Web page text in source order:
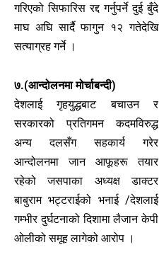
गरिएको सिफारिस रद्द गर्नुपर्ने दुई बुँदे
माघ अघि सार्दै फागुन १२ गतेदेखि
सत्याग्रह गर्ने ।
७.(आन्दोलनमा मोर्चाबन्दी)
देशलाई गृहयुद्धबाट बचाउन र
सरकारको प्रतिगमन कदमविरुद्ध
अन्य दलसँग सहकार्य गरेर
आन्दोलनमा जान आफूहरू तयार
रहेको जसपाका अध्यक्ष डाक्टर
बाबुराम भट्टराईको भनाई /देशलाई
गम्भीर दुर्घटनाको दिशामा लैजान केपी
ओलीको समूह लागेको आरोप ।